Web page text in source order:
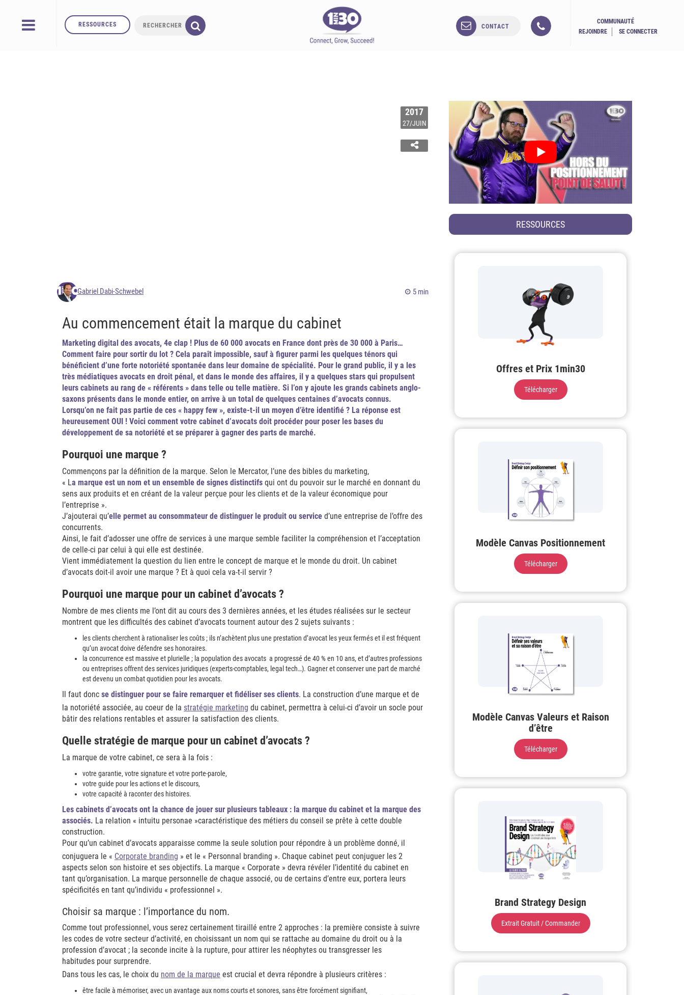
RESSOURCES CONTACT
COMMUNAUTÉ
REJOINDRE
SE CONNECTER
2017
27/JUIN
Gabriel Dabi-Schwebel 5 min
Au commencement était la marque du cabinet
Marketing digital des avocats, 4e clap ! Plus de 60 000 avocats en France dont près de 30 000 à Paris…
Comment faire pour sortir du lot ? Cela paraît impossible, sauf à figurer parmi les quelques ténors qui
bénéficient d’une forte notoriété spontanée dans leur domaine de spécialité. Pour le grand public, il y a les
très médiatiques avocats en droit pénal, et dans le monde des affaires, il y a quelques stars qui propulsent
leurs cabinets au rang de « référents » dans telle ou telle matière. Si l’on y ajoute les grands cabinets anglo-
saxons présents dans le monde entier, on arrive à un total de quelques centaines d’avocats connus.
Lorsqu’on ne fait pas partie de ces « happy few », existe-t-il un moyen d’être identifié ? La réponse est
heureusement OUI ! Voici comment votre cabinet d’avocats doit procéder pour poser les bases du
développement de sa notoriété et se préparer à gagner des parts de marché.
Pourquoi une marque ?
Commençons par la définition de la marque. Selon le Mercator, l’une des bibles du marketing,
« La marque est un nom et un ensemble de signes distinctifs qui ont du pouvoir sur le marché en donnant du
sens aux produits et en créant de la valeur perçue pour les clients et de la valeur économique pour
l’entreprise ».
J’ajouterai qu’elle permet au consommateur de distinguer le produit ou service d’une entreprise de l’offre des
concurrents.
Ainsi, le fait d’adosser une offre de services à une marque semble faciliter la compréhension et l’acceptation
de celle-ci par celui à qui elle est destinée.
Vient immédiatement la question du lien entre le concept de marque et le monde du droit. Un cabinet
d’avocats doit-il avoir une marque ? Et à quoi cela va-t-il servir ?
Pourquoi une marque pour un cabinet d’avocats ?
Nombre de mes clients me l’ont dit au cours des 3 dernières années, et les études réalisées sur le secteur
montrent que les difficultés des cabinet d’avocats tournent autour des 2 sujets suivants :
les clients cherchent à rationaliser les coûts ; ils n’achètent plus une prestation d’avocat les yeux fermés et il est fréquent
qu’un avocat doive défendre ses honoraires.
la concurrence est massive et plurielle ; la population des avocats a progressé de 40 % en 10 ans, et d’autres professions
ou entreprises offrent des services juridiques (experts-comptables, legal tech…). Gagner et conserver une part de marché
est devenu un combat quotidien pour les avocats.
Il faut donc se distinguer pour se faire remarquer et fidéliser ses clients. La construction d’une marque et de
la notoriété associée, au coeur de la stratégie marketing du cabinet, permettra à celui-ci d’avoir un socle pour
bâtir des relations rentables et assurer la satisfaction des clients.
Quelle stratégie de marque pour un cabinet d’avocats ?
La marque de votre cabinet, ce sera à la fois :
votre garantie, votre signature et votre porte-parole,
votre guide pour les actions et le discours,
votre capacité à raconter des histoires.
Les cabinets d’avocats ont la chance de jouer sur plusieurs tableaux : la marque du cabinet et la marque des
associés. La relation « intuitu personae »caractéristique des métiers du conseil se prête à cette double
construction.
Pour qu’un cabinet d’avocats apparaisse comme la seule solution pour répondre à un problème donné, il
conjuguera le « Corporate branding » et le « Personnal branding ». Chaque cabinet peut conjuguer les 2
aspects selon son histoire et ses objectifs. La marque « Corporate » devra révéler l’identité du cabinet en
tant qu’organisation. La marque personnelle de chaque associé, ou de certains d’entre eux, portera leurs
spécificités en tant qu’individu « professionnel ».
Choisir sa marque : l’importance du nom.
Comme tout professionnel, vous serez certainement tiraillé entre 2 approches : la première consiste à suivre
les codes de votre secteur d’activité, en choisissant un nom qui se rattache au domaine du droit ou à la
profession d’avocat ; la seconde incite à la rupture, pour attirer les néophytes ou transgresser les
habitudes pour surprendre.
Dans tous les cas, le choix du nom de la marque est crucial et devra répondre à plusieurs critères :
être facile à mémoriser, avec un avantage aux noms courts et sonores, sans être forcément signifiant,
RESSOURCES
Offres et Prix 1min30
Télécharger
Modèle Canvas Positionnement
Télécharger
Modèle Canvas Valeurs et Raison
d’être
Télécharger
Brand Strategy Design
Extrait Gratuit / Commander